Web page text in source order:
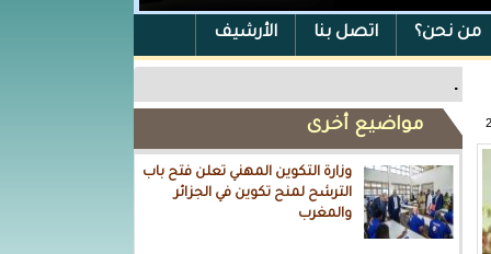
من نحن؟ اتصل بنا الأرشيف
.
مواضيع أخرى
وزارة التكوين المهني تعلن فتح باب
الترشح لمنح تكوين في الجزائر
والمغرب